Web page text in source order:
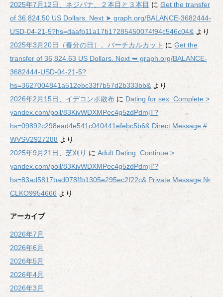
2025年7月12日、ネジバナ、２本目と３本目 に Get the transfer
of 36,824.50 US Dollars. Next ➤ graph.org/BALANCE-3682444-
USD-04-21-5?hs=daafb11a17b17285450074f94c546c04& より
2025年3月20日（春分の日）、バーチカルカット に Get the
transfer of 36,824.63 US Dollars. Next ➥ graph.org/BALANCE-
3682444-USD-04-21-5?
hs=3627004841a512ebc33f7b57d2b333bb& より
2026年2月15日、イデコンポ散布 に Dating for sex. Complete >
yandex.com/poll/83KivWDXMPec4g5zdPdmjT?
hs=09892c298ead4e541c040441efebc5b6& Direct Message #
WVSV2927288 より
2025年9月21日、芝刈り に Adult Dating. Continue >
yandex.com/poll/83KivWDXMPec4g5zdPdmjT?
hs=83ad5817bad078ffb1305e295ec2f22c& Private Message №
CLKO9954666 より
アーカイブ
2026年7月
2026年6月
2026年5月
2026年4月
2026年3月